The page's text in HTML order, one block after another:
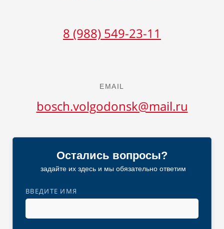
8 (988) 549-23-11
EMAIL
bosch.volgodonsk@mail.ru
Остались вопросы?
задайте их здесь и мы обязательно ответим
ВВЕДИТЕ ИМЯ